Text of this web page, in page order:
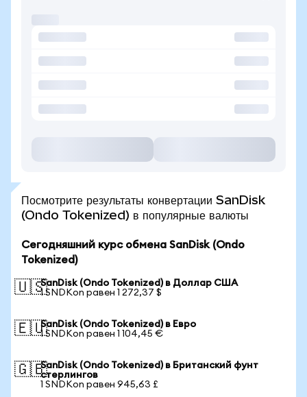
Посмотрите результаты конвертации SanDisk
(Ondo Tokenized) в популярные валюты
Сегодняшний курс обмена SanDisk (Ondo
Tokenized)
🇺🇸SanDisk (Ondo Tokenized) в Доллар США
1 SNDKon равен 1 272,37 $
🇪🇺SanDisk (Ondo Tokenized) в Евро
1 SNDKon равен 1 104,45 €
🇬🇧SanDisk (Ondo Tokenized) в Британский фунт
стерлингов
1 SNDKon равен 945,63 £